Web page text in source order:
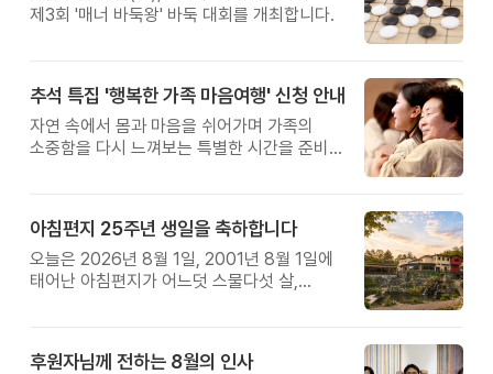
제3회 '매너 바둑왕' 바둑 대회를 개최합니다.
추석 특집 '행복한 가족 마음여행' 신청 안내
자연 속에서 몸과 마음을 쉬어가며 가족의
소중함을 다시 느껴보는 특별한 시간을 준비해
아침편지 25주년 생일을 축하합니다
오늘은 2026년 8월 1일, 2001년 8월 1일에
태어난 아침편지가 어느덧 스물다섯 살,
후원자님께 전하는 8월의 인사